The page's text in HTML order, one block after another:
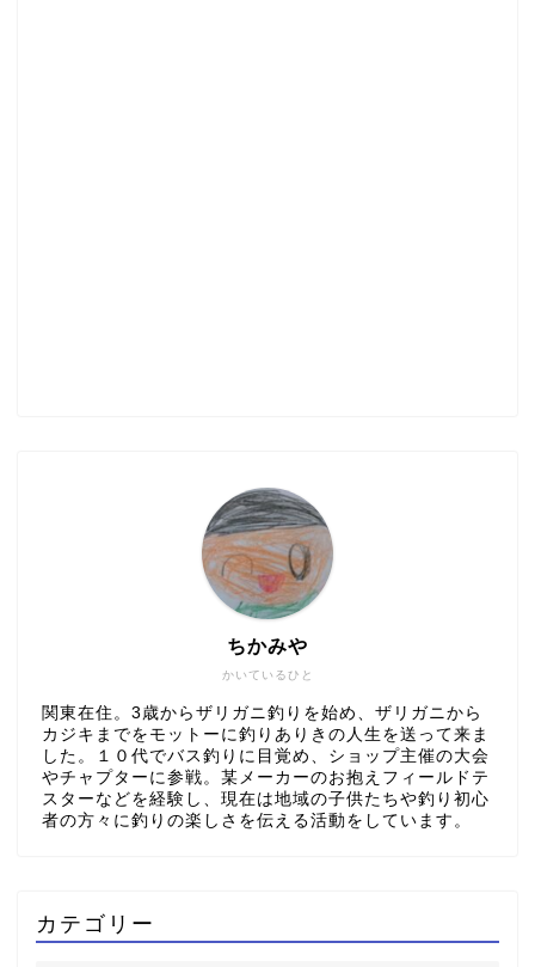
かいているひと
ちかみや
関東在住。3歳からザリガニ釣りを始め、ザリガニから
カジキまでをモットーに釣りありきの人生を送って来ま
した。１０代でバス釣りに目覚め、ショップ主催の大会
やチャプターに参戦。某メーカーのお抱えフィールドテ
スターなどを経験し、現在は地域の子供たちや釣り初心
者の方々に釣りの楽しさを伝える活動をしています。
カテゴリー